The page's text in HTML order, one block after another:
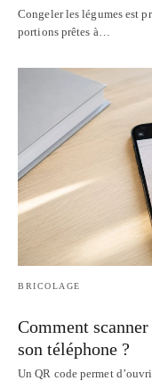
Congeler les légumes est
portions prêtes à…
BRICOLAGE
Comment
son téléphone ?
Un QR code permet